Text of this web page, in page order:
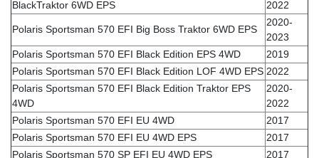
BlackTraktor 6WD EPS
2022
Polaris Sportsman 570 EFI Big Boss Traktor 6WD EPS
2020-
2023
Polaris Sportsman 570 EFI Black Edition EPS 4WD
2019
Polaris Sportsman 570 EFI Black Edition LOF 4WD EPS 2022
Polaris Sportsman 570 EFI Black Edition Traktor EPS
4WD
2020-
2022
Polaris Sportsman 570 EFI EU 4WD
2017
Polaris Sportsman 570 EFI EU 4WD EPS
2017
Polaris Sportsman 570 SP EFI EU 4WD EPS
2017